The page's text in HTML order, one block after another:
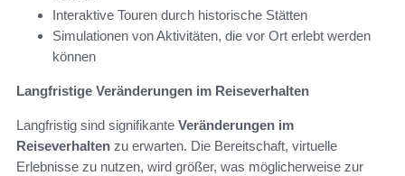
Interaktive Touren durch historische Stätten
Simulationen von Aktivitäten, die vor Ort erlebt werden
können
Langfristige Veränderungen im Reiseverhalten
Langfristig sind signifikante Veränderungen im
Reiseverhalten zu erwarten. Die Bereitschaft, virtuelle
Erlebnisse zu nutzen, wird größer, was möglicherweise zur